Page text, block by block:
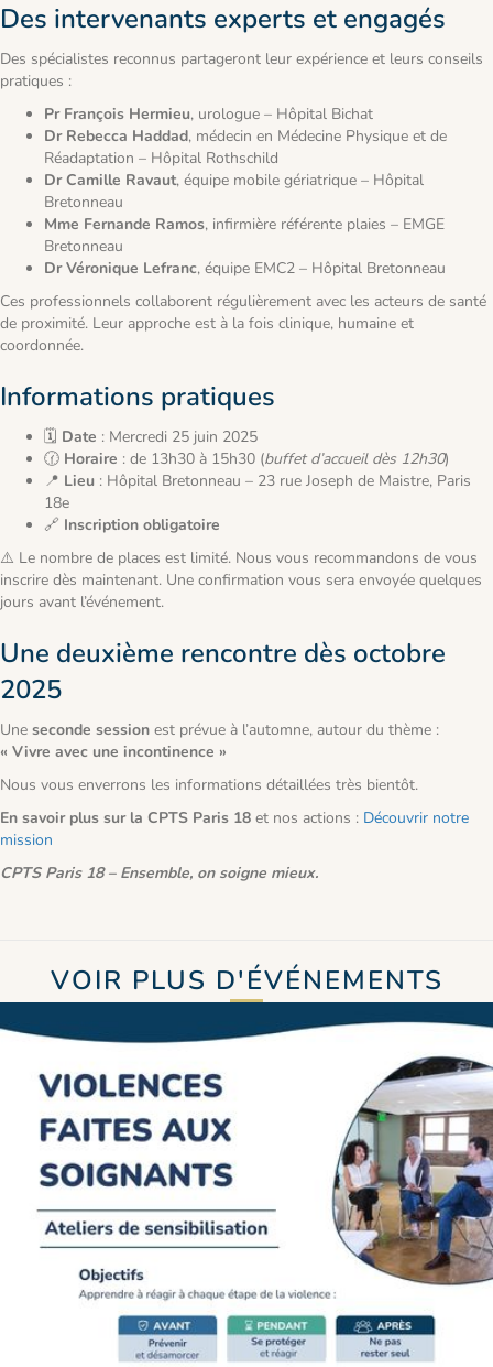
Des intervenants experts et engagés
Des spécialistes reconnus partageront leur expérience et leurs conseils
pratiques :
Pr François Hermieu, urologue – Hôpital Bichat
Dr Rebecca Haddad, médecin en Médecine Physique et de
Réadaptation – Hôpital Rothschild
Dr Camille Ravaut, équipe mobile gériatrique – Hôpital
Bretonneau
Mme Fernande Ramos, infirmière référente plaies – EMGE
Bretonneau
Dr Véronique Lefranc, équipe EMC2 – Hôpital Bretonneau
Ces professionnels collaborent régulièrement avec les acteurs de santé
de proximité. Leur approche est à la fois clinique, humaine et
coordonnée.
Informations pratiques
🗓️ Date : Mercredi 25 juin 2025
🕜 Horaire : de 13h30 à 15h30 (buffet d’accueil dès 12h30)
📍 Lieu : Hôpital Bretonneau – 23 rue Joseph de Maistre, Paris
18e
🔗 Inscription obligatoire
⚠️ Le nombre de places est limité. Nous vous recommandons de vous
inscrire dès maintenant. Une confirmation vous sera envoyée quelques
jours avant l’événement.
Une deuxième rencontre dès octobre
2025
Une seconde session est prévue à l’automne, autour du thème :
« Vivre avec une incontinence »
Nous vous enverrons les informations détaillées très bientôt.
En savoir plus sur la CPTS Paris 18 et nos actions : Découvrir notre
mission
CPTS Paris 18 – Ensemble, on soigne mieux.
VOIR PLUS D'ÉVÉNEMENTS